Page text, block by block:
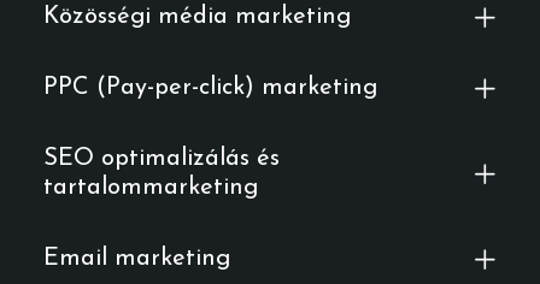
Közösségi média marketing
PPC (Pay-per-click) marketing
SEO optimalizálás és
tartalommarketing
Email marketing